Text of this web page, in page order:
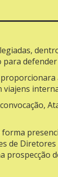
defender
viajens
forma
de
prospecção